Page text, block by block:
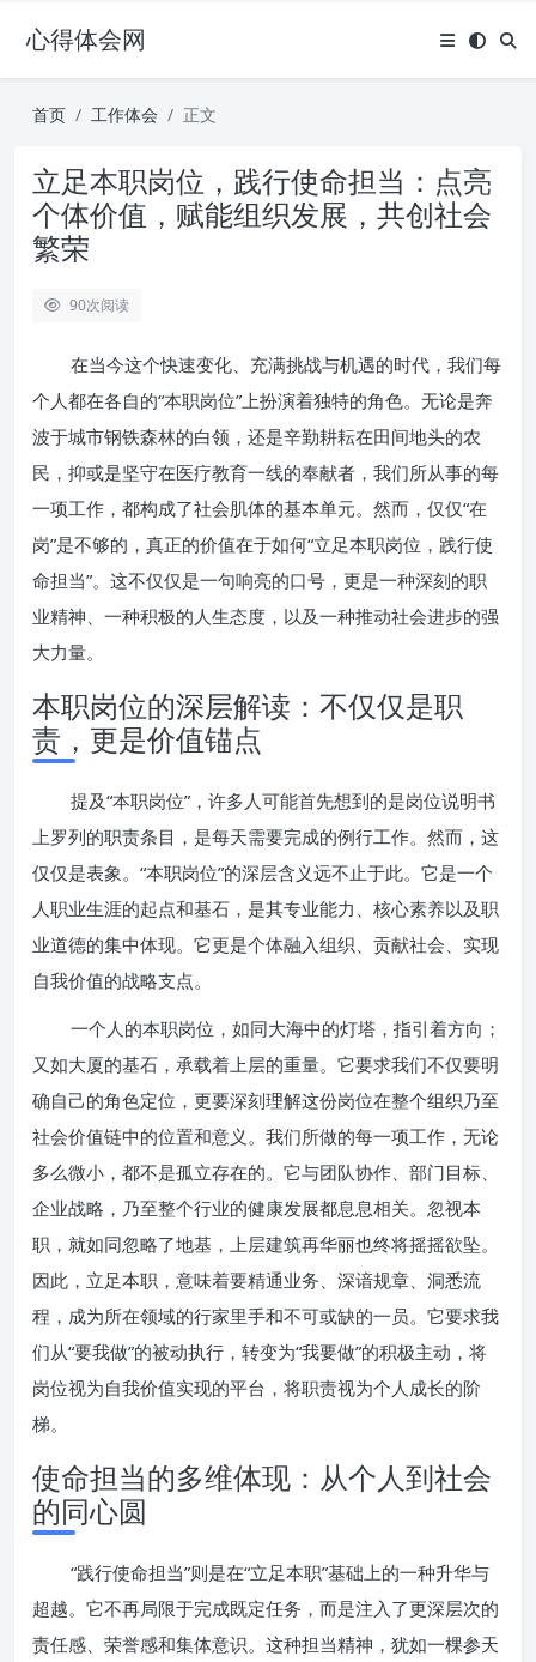
心得体会网
首页 工作体会 正文
立足本职岗位，践行使命担当：点亮
个体价值，赋能组织发展，共创社会
繁荣
90次阅读
在当今这个快速变化、充满挑战与机遇的时代，我们每
个人都在各自的“本职岗位”上扮演着独特的角色。无论是奔
波于城市钢铁森林的白领，还是辛勤耕耘在田间地头的农
民，抑或是坚守在医疗教育一线的奉献者，我们所从事的每
一项工作，都构成了社会肌体的基本单元。然而，仅仅“在
岗”是不够的，真正的价值在于如何“立足本职岗位，践行使
命担当”。这不仅仅是一句响亮的口号，更是一种深刻的职
业精神、一种积极的人生态度，以及一种推动社会进步的强
大力量。
本职岗位的深层解读：不仅仅是职
责，更是价值锚点
提及“本职岗位”，许多人可能首先想到的是岗位说明书
上罗列的职责条目，是每天需要完成的例行工作。然而，这
仅仅是表象。“本职岗位”的深层含义远不止于此。它是一个
人职业生涯的起点和基石，是其专业能力、核心素养以及职
业道德的集中体现。它更是个体融入组织、贡献社会、实现
自我价值的战略支点。
一个人的本职岗位，如同大海中的灯塔，指引着方向；
又如大厦的基石，承载着上层的重量。它要求我们不仅要明
确自己的角色定位，更要深刻理解这份岗位在整个组织乃至
社会价值链中的位置和意义。我们所做的每一项工作，无论
多么微小，都不是孤立存在的。它与团队协作、部门目标、
企业战略，乃至整个行业的健康发展都息息相关。忽视本
职，就如同忽略了地基，上层建筑再华丽也终将摇摇欲坠。
因此，立足本职，意味着要精通业务、深谙规章、洞悉流
程，成为所在领域的行家里手和不可或缺的一员。它要求我
们从“要我做”的被动执行，转变为“我要做”的积极主动，将
岗位视为自我价值实现的平台，将职责视为个人成长的阶
梯。
使命担当的多维体现：从个人到社会
的同心圆
“践行使命担当”则是在“立足本职”基础上的一种升华与
超越。它不再局限于完成既定任务，而是注入了更深层次的
责任感、荣誉感和集体意识。这种担当精神，犹如一棵参天